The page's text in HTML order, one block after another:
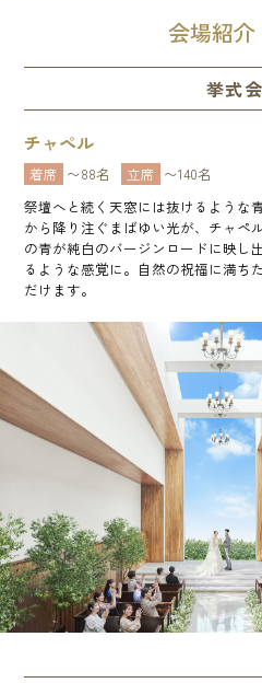
会場紹介
挙式
チャペル
着席 〜88名 立席 〜140名
祭壇へと続く天窓には抜けるような
から降り注ぐまばゆい光が、チャペ
の青が純白のバージンロードに映し
るような感覚に。自然の祝福に満ち
だけます。